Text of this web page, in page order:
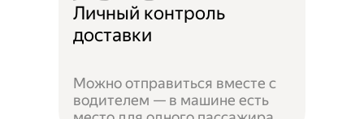
Личный контроль
доставки
Можно отправиться вместе с
водителем — в машине есть